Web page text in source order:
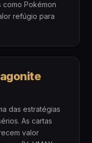
como Pokémon
refúgio para
das estratégias
As cartas
valor